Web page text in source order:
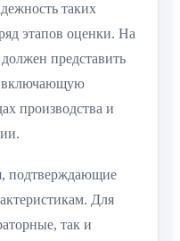
таких
этапов оценки. На
представить
включающую
производства и
подтверждающие
Для
так и